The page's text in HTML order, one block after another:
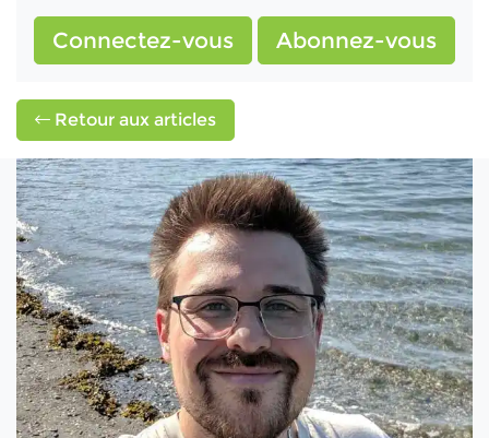
Connectez-vous Abonnez-vous
Retour aux articles